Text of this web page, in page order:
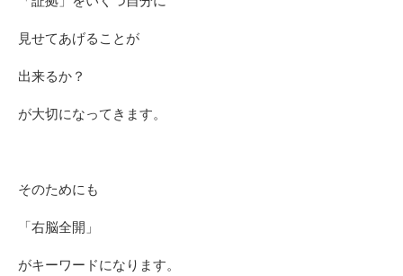
見せてあげることが
出来るか？
が大切になってきます。
そのためにも
「右脳全開」
がキーワードになります。